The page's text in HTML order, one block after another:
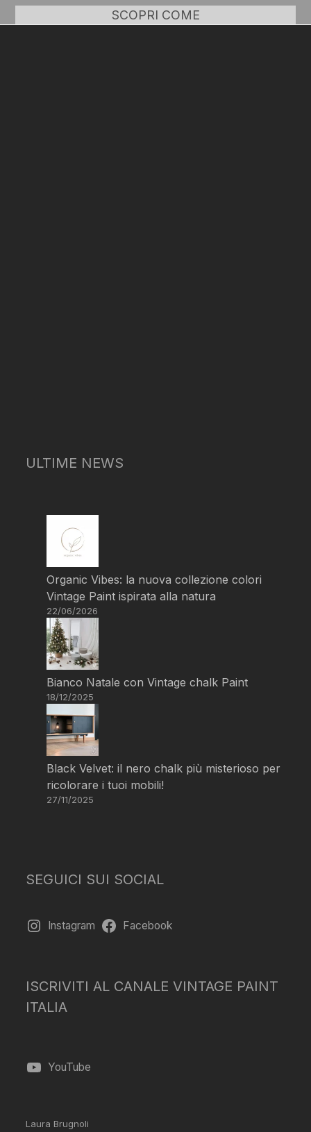
SCOPRI COME
ULTIME NEWS
Organic Vibes: la nuova collezione colori
Vintage Paint ispirata alla natura
22/06/2026
Bianco Natale con Vintage chalk Paint
18/12/2025
Black Velvet: il nero chalk più misterioso per
ricolorare i tuoi mobili!
27/11/2025
SEGUICI SUI SOCIAL
Instagram Facebook
ISCRIVITI AL CANALE VINTAGE PAINT
ITALIA
YouTube
Laura Brugnoli